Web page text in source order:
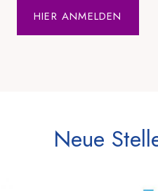
HIER ANMELDEN
Neue